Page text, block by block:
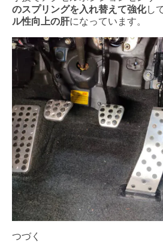
のスプリングを入れ替えて強化し
ル性向上の肝になっています。
つづく